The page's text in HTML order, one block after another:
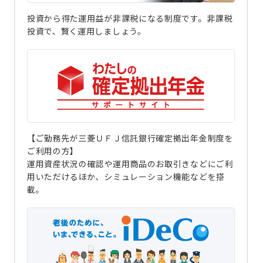
投資から得た運用益が非課税になる制度です。非課税
投資で、賢く運用しましょう。
【ご勤務先が三菱ＵＦＪ信託銀行確定拠出年金制度を
ご利用の方】
運用資産状況の確認や運用商品のお取引きなどにご利
用いただけるほか、シミュレーション機能などを搭
載。